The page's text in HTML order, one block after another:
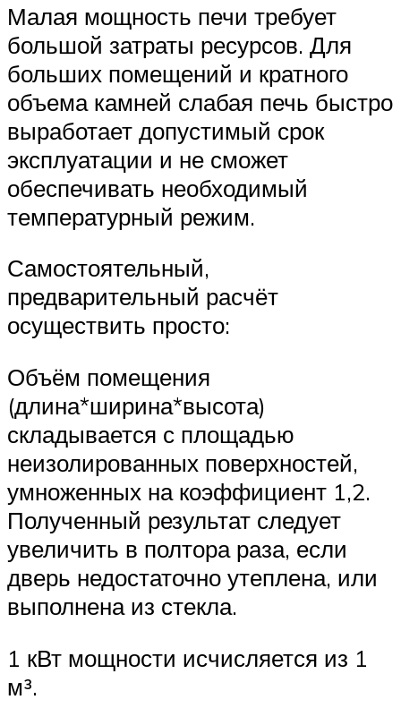
Малая мощность печи требует
большой затраты ресурсов. Для
больших помещений и кратного
объема камней слабая печь быстро
выработает допустимый срок
эксплуатации и не сможет
обеспечивать необходимый
температурный режим.
Самостоятельный,
предварительный расчёт
осуществить просто:
Объём помещения
(длина*ширина*высота)
складывается с площадью
неизолированных поверхностей,
умноженных на коэффициент 1,2.
Полученный результат следует
увеличить в полтора раза, если
дверь недостаточно утеплена, или
выполнена из стекла.
1 кВт мощности исчисляется из 1
м³.